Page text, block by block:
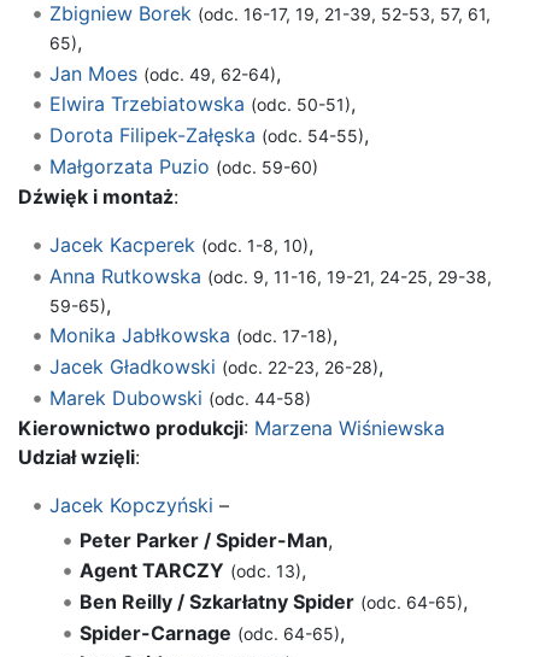
Zbigniew Borek (odc. 16-17, 19, 21-39, 52-53, 57, 61,
65),
Jan Moes (odc. 49, 62-64),
Elwira Trzebiatowska (odc. 50-51),
Dorota Filipek-Załęska (odc. 54-55),
Małgorzata Puzio (odc. 59-60)
Dźwięk i montaż:
Jacek Kacperek (odc. 1-8, 10),
Anna Rutkowska (odc. 9, 11-16, 19-21, 24-25, 29-38,
59-65),
Monika Jabłkowska (odc. 17-18),
Jacek Gładkowski (odc. 22-23, 26-28),
Marek Dubowski (odc. 44-58)
Kierownictwo produkcji: Marzena Wiśniewska
Udział wzięli:
Jacek Kopczyński –
Peter Parker / Spider-Man,
Agent TARCZY (odc. 13),
Ben Reilly / Szkarłatny Spider (odc. 64-65),
Spider-Carnage (odc. 64-65),